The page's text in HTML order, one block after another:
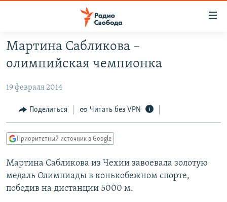
упрощенного
доступа
содержанию
Вернутся
навигации
Вернутся
ПРОГРАММЫ
АВТОРСКИЕ ПРОЕКТЫ
ЦИТАТЫ СВОБОДЫ
КУЛЬТУРА
IDEL.РЕАЛИИ
КАВКАЗ.РЕАЛИИ
Мартина Сабликова –
олимпийская чемпионка
19 февраля 2014
Поделиться Читать без VPN
Приоритетный источник в Google
Мартина Сабликова из Чехии завоевала золотую
медаль Олимпиады в конькобежном спорте,
победив на дистанции 5000 м.